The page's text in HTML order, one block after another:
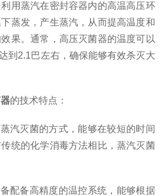
用蒸汽在密封容器内的高温高压环
蒸发，产生蒸汽，从而提高温度和
果。通常，高压灭菌器的温度可以
到2.1巴左右，确保能够有效杀灭大
的技术特点：
灭菌的方式，能够在较短的时间
统的化学消毒方法相比，蒸汽灭菌
备高精度的温控系统，能够根据